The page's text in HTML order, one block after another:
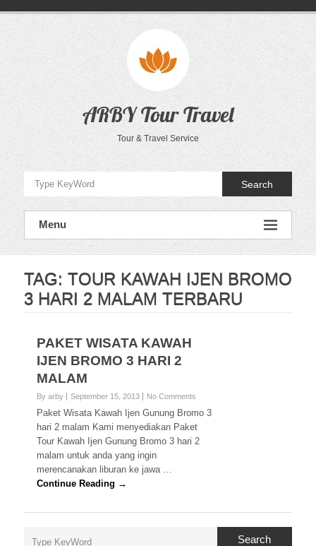
ARBY Tour Travel
Tour & Travel Service
Search
Menu
TAG: TOUR KAWAH IJEN BROMO
3 HARI 2 MALAM TERBARU
PAKET WISATA KAWAH
IJEN BROMO 3 HARI 2
MALAM
By arby September 15, 2013 No Comments
Paket Wisata Kawah Ijen Gunung Bromo 3
hari 2 malam Kami menyediakan Paket
Tour Kawah Ijen Gunung Bromo 3 hari 2
malam untuk anda yang ingin
merencanakan liburan ke jawa …
Continue Reading →
Search